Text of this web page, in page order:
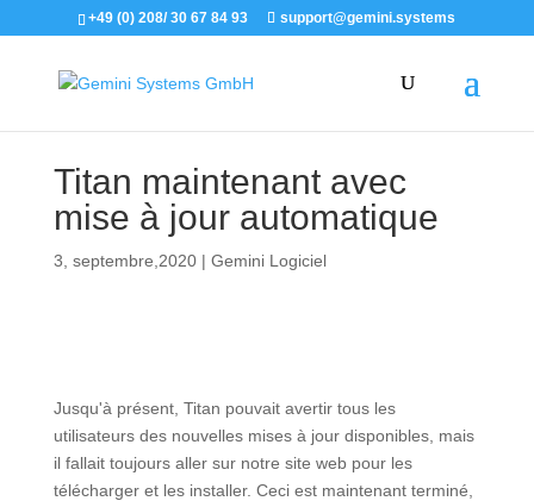
+49 (0) 208/ 30 67 84 93 support@gemini.systems
Titan maintenant avec
mise à jour automatique
3, septembre,2020| Gemini Logiciel
Jusqu'à présent, Titan pouvait avertir tous les
utilisateurs des nouvelles mises à jour disponibles, mais
il fallait toujours aller sur notre site web pour les
télécharger et les installer. Ceci est maintenant terminé,